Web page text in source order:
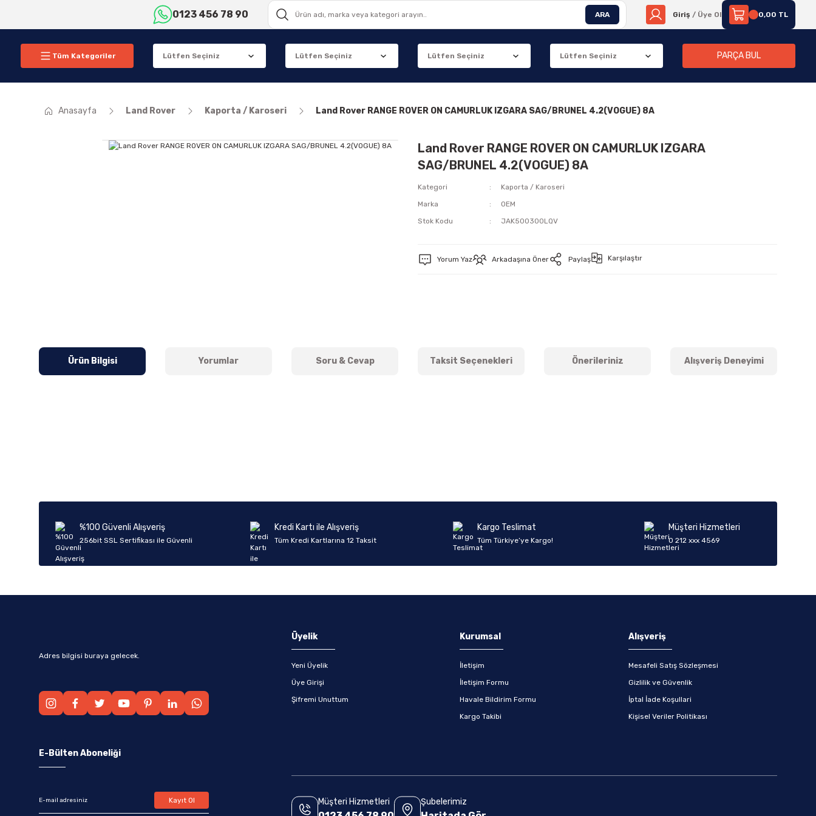
0123 456 78 90 ARA Giriş / Üye Ol 0,00 TL
Tüm Kategoriler PARÇA BUL
Anasayfa Land Rover Kaporta / Karoseri Land Rover RANGE ROVER ON CAMURLUK IZGARA SAG/BRUNEL 4.2(VOGUE) 8A
Land Rover RANGE ROVER ON CAMURLUK IZGARA
SAG/BRUNEL 4.2(VOGUE) 8A
Kategori
Kaporta / Karoseri
Marka
OEM
Stok Kodu
JAK500300LQV
Yorum Yaz Arkadaşına Öner Paylaş Karşılaştır
Ürün Bilgisi Yorumlar Soru & Cevap Taksit Seçenekleri Önerileriniz Alışveriş Deneyimi
Ürün fiyatı diğer sitelerden daha pahalı.
Bu ürüne benzer farklı alternatifler olmalı.
%100 Güvenli Alışveriş
256bit SSL Sertifikası ile Güvenli
Kredi Kartı ile Alışveriş
Tüm Kredi Kartlarına 12 Taksit
Kargo Teslimat
Tüm Türkiye’ye Kargo!
Müşteri Hizmetleri
0 212 xxx 4569
Adres bilgisi buraya gelecek.
Üyelik
Yeni Üyelik
Üye Girişi
Şifremi Unuttum
Kurumsal
İletişim
İletişim Formu
Havale Bildirim Formu
Kargo Takibi
Alışveriş
Mesafeli Satış Sözleşmesi
Gizlilik ve Güvenlik
İptal İade Koşullari
Kişisel Veriler Politikası
E-Bülten Aboneliği
Kayıt Ol Müşteri Hizmetleri Şubelerimiz